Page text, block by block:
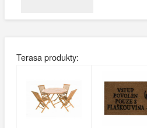
Terasa produkty: